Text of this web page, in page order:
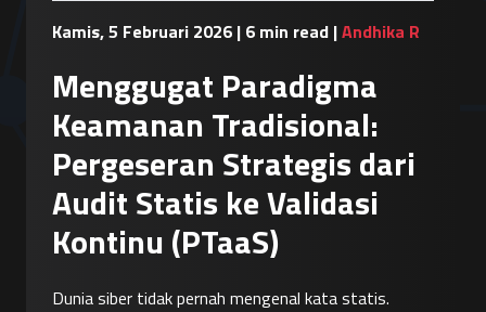
Kamis, 5 Februari 2026 | 6 min read |Andhika R
Menggugat Paradigma
Keamanan Tradisional:
Pergeseran Strategis dari
Audit Statis ke Validasi
Kontinu (PTaaS)
Dunia siber tidak pernah mengenal kata statis.